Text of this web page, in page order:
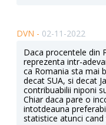
DVN - 02-11-2022
Daca procentele din
reprezenta intr-
ca Romania sta mai
decat SUA, si decat
contribuabilii niponi
Chiar daca pare o
intotdeauna
statistice atunci